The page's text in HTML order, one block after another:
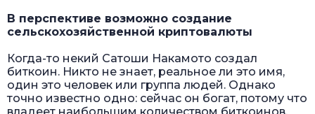
В перспективе возможно создание
сельскохозяйственной криптовалюты
Когда-то некий Сатоши Накамото создал
биткоин. Никто не знает, реальное ли это имя,
один это человек или группа людей. Однако
точно известно одно: сейчас он богат, потому что